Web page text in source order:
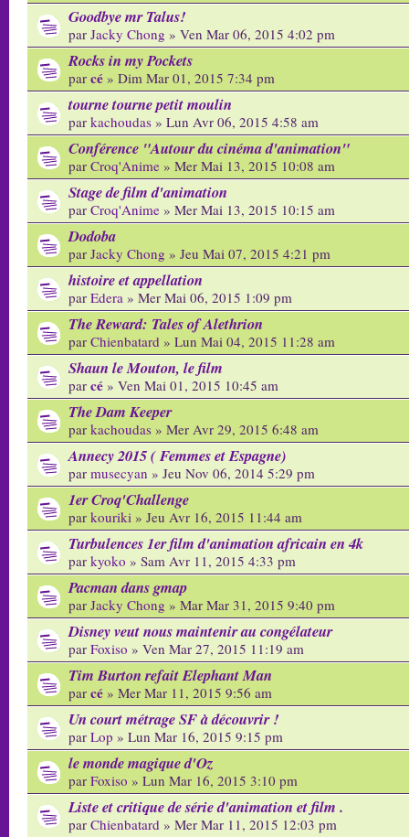
Goodbye mr Talus!
par Jacky Chong » Ven Mar 06, 2015 4:02 pm
Rocks in my Pockets
par cé » Dim Mar 01, 2015 7:34 pm
tourne tourne petit moulin
par kachoudas » Lun Avr 06, 2015 4:58 am
Conférence "Autour du cinéma d'animation"
par Croq'Anime » Mer Mai 13, 2015 10:08 am
Stage de film d'animation
par Croq'Anime » Mer Mai 13, 2015 10:15 am
Dodoba
par Jacky Chong » Jeu Mai 07, 2015 4:21 pm
histoire et appellation
par Edera » Mer Mai 06, 2015 1:09 pm
The Reward: Tales of Alethrion
par Chienbatard » Lun Mai 04, 2015 11:28 am
Shaun le Mouton, le film
par cé » Ven Mai 01, 2015 10:45 am
The Dam Keeper
par kachoudas » Mer Avr 29, 2015 6:48 am
Annecy 2015 ( Femmes et Espagne)
par musecyan » Jeu Nov 06, 2014 5:29 pm
1er Croq'Challenge
par kouriki » Jeu Avr 16, 2015 11:44 am
Turbulences 1er film d'animation africain en 4k
par kyoko » Sam Avr 11, 2015 4:33 pm
Pacman dans gmap
par Jacky Chong » Mar Mar 31, 2015 9:40 pm
Disney veut nous maintenir au congélateur
par Foxiso » Ven Mar 27, 2015 11:19 am
Tim Burton refait Elephant Man
par cé » Mer Mar 11, 2015 9:56 am
Un court métrage SF à découvrir !
par Lop » Lun Mar 16, 2015 9:15 pm
le monde magique d'Oz
par Foxiso » Lun Mar 16, 2015 3:10 pm
Liste et critique de série d'animation et film .
par Chienbatard » Mer Mar 11, 2015 12:03 pm